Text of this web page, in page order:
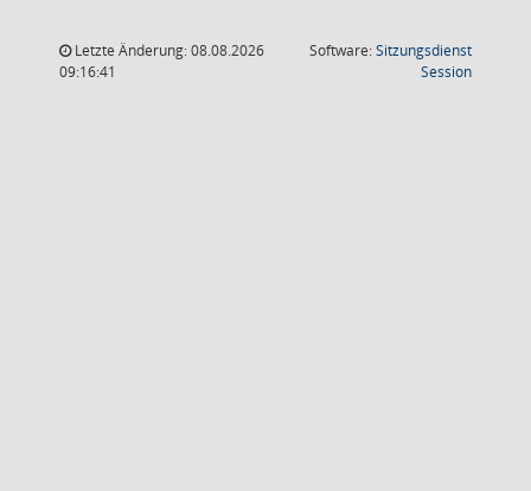
Letzte Änderung: 08.08.2026
09:16:41
Software:Sitzungsdienst
Session(Wird in